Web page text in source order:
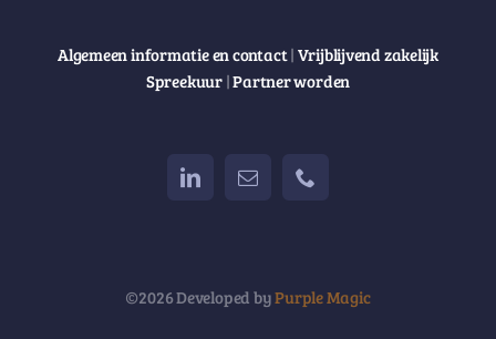
Algemeen informatie en contact | Vrijblijvend zakelijk
Spreekuur |Partner worden
©2026 Developed byPurple Magic